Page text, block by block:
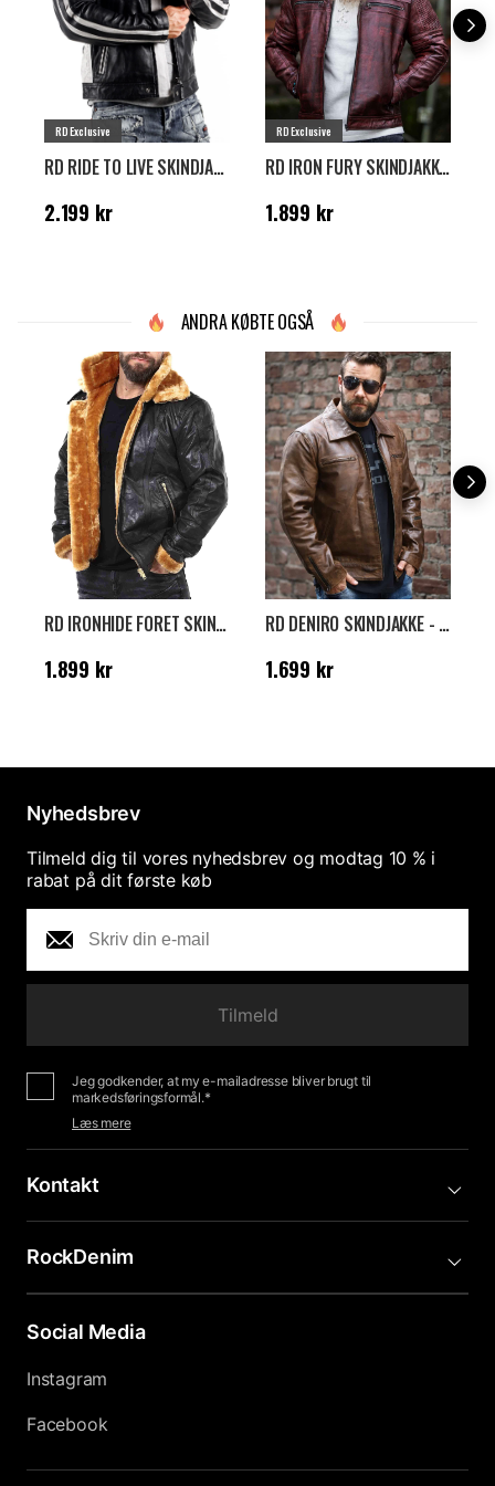
RD Exclusive
RD RIDE TO LIVE SKINDJAKKE - SORT/HVID
Pris:2.199 kr
2.199 kr
RD Exclusive
RD IRON FURY SKINDJAKKE - RØD
Pris:1.899 kr
1.899 kr
ANDRA KØBTE OGSÅ
RD IRONHIDE FORET SKINDJAKKE - SORT
Pris:1.899 kr
1.899 kr
RD DENIRO SKINDJAKKE - BRUN
Pris:1.699 kr
1.699 kr
Nyhedsbrev
Tilmeld dig til vores nyhedsbrev og modtag 10 % i
rabat på dit første køb
Tilmeld
Jeg godkender, at my e-mailadresse bliver brugt til
markedsføringsformål.*
Læs mere
Kontakt
RockDenim
Social Media
Instagram
Facebook